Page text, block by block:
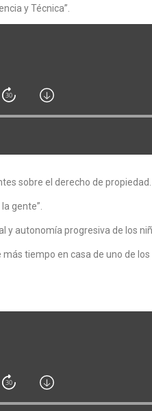
y Técnica”.
sobre el derecho de propiedad.
gente”.
y autonomía progresiva de los
tiempo en casa de uno de